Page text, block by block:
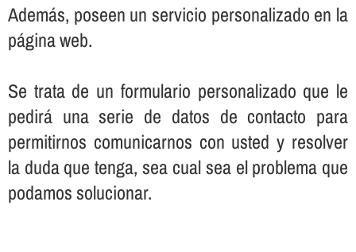
Además, poseen un servicio personalizado en la
página web.
Se trata de un formulario personalizado que le
pedirá una serie de datos de contacto para
permitirnos comunicarnos con usted y resolver
la duda que tenga, sea cual sea el problema que
podamos solucionar.